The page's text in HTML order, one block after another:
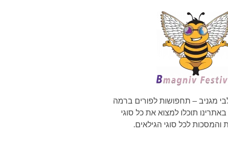
מגניב – תחפושות לפורים ברמה
תוכלו למצוא את כל סוגי
והמסכות לכל סוגי הגילאים.